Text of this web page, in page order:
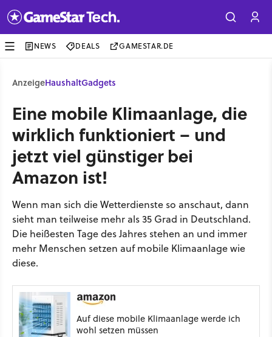
NEWS DEALS GAMESTAR.DE
AnzeigeHaushaltGadgets
Eine mobile Klimaanlage, die
wirklich funktioniert – und
jetzt viel günstiger bei
Amazon ist!
Wenn man sich die Wetterdienste so anschaut, dann
sieht man teilweise mehr als 35 Grad in Deutschland.
Die heißesten Tage des Jahres stehen an und immer
mehr Menschen setzen auf mobile Klimaanlage wie
diese.
Auf diese mobile Klimaanlage werde ich
wohl setzen müssen